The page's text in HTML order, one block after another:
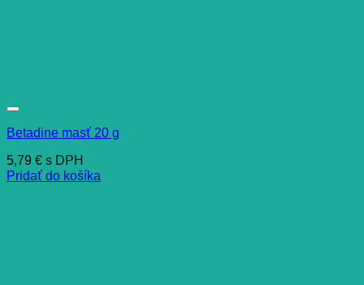
Betadine masť 20 g
5,79 € s DPH
Pridať do košíka